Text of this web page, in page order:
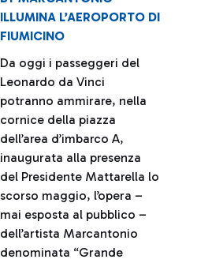
ILLUMINA L’AEROPORTO DI
FIUMICINO
Da oggi i passeggeri del
Leonardo da Vinci
potranno ammirare, nella
cornice della piazza
dell’area d’imbarco A,
inaugurata alla presenza
del Presidente Mattarella lo
scorso maggio, l’opera –
mai esposta al pubblico –
dell’artista Marcantonio
denominata “Grande